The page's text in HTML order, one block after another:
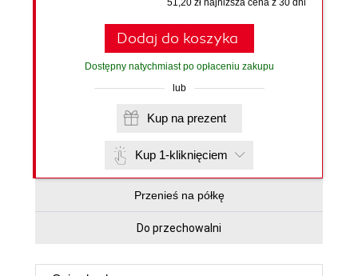
51,20 zł najniższa cena z 30 dni
Dodaj do koszyka
Dostępny natychmiast po opłaceniu zakupu
lub
Kup na prezent
Kup 1-kliknięciem
Przenieś na półkę
Do przechowalni